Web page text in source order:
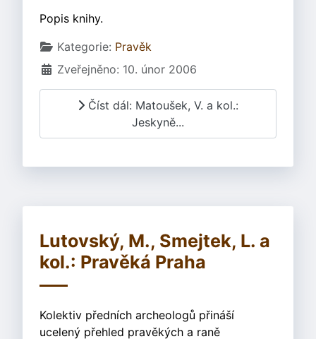
Popis knihy.
Základní údaje
Kategorie: Pravěk
Zveřejněno: 10. únor 2006
Číst dál: Matoušek, V. a kol.:
Jeskyně...
Lutovský, M., Smejtek, L. a
kol.: Pravěká Praha
Kolektiv předních archeologů přináší
ucelený přehled pravěkých a raně